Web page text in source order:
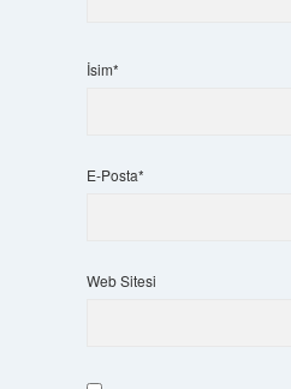
İsim*
E-Posta*
Web Sitesi